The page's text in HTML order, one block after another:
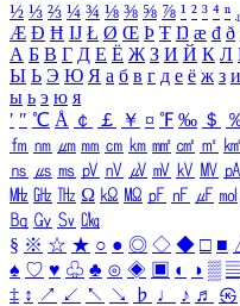
½ ⅓ ⅔ ¼ ¾ ⅛ ⅜ ⅝ ⅞ ¹ ² ³ ⁴ ⁿ ₁
Æ Ð Ħ Ĳ Ł Ø Œ Þ Ŧ Ŋ æ đ ð
А Б В Г Д Е Ё Ж З И Й К Л
Ы Ь Э Ю Я а б в г д е ё ж з и
ы ь э ю я
′ ″ ℃ Å ￠ ￡ ￥ ¤ ℉ ‰ ＄
㎙ ㎚ ㎛ ㎜ ㎝ ㎞ ㎟ ㎠ ㎡ ㎢
㎱ ㎲ ㎳ ㎴ ㎵ ㎶ ㎷ ㎸ ㎹ ㎀
㎒ ㎓ ㎔ Ω ㏀ ㏁ ㎊ ㎋ ㎌ ㏖
㏃ ㏉ ㏜ ㏆
§ ※ ☆ ★ ○ ● ◎ ◇ ◆ □ ■
♠ ♡ ♥ ♧ ♣ ⊙ ◈ ▣ ◐ ◑ ▒
‡ ↕ ↗ ↙ ↖ ↘ ♭ ♩ ♪ ♬ ㉿